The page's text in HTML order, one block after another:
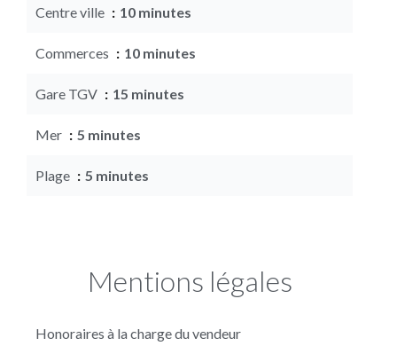
Centre ville 10 minutes
Commerces 10 minutes
Gare TGV 15 minutes
Mer 5 minutes
Plage 5 minutes
Mentions légales
Honoraires à la charge du vendeur